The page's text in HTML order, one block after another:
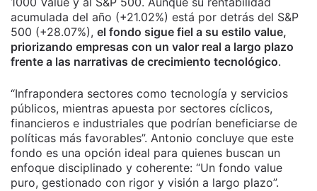
acumulada del año (+21.02%) está por detrás del S&P
500 (+28.07%), el fondo sigue fiel a su estilo value,
priorizando empresas con un valor real a largo plazo
frente a las narrativas de crecimiento tecnológico.
“Infrapondera sectores como tecnología y servicios
públicos, mientras apuesta por sectores cíclicos,
financieros e industriales que podrían beneficiarse de
políticas más favorables”. Antonio concluye que este
fondo es una opción ideal para quienes buscan un
enfoque disciplinado y coherente: “Un fondo value
puro, gestionado con rigor y visión a largo plazo”.